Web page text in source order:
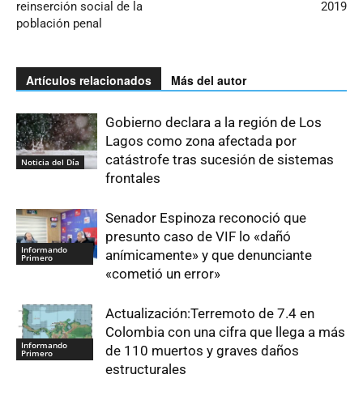
reinserción social de la
población penal
2019
Artículos relacionados Más del autor
Noticia del Día
Gobierno declara a la región de Los
Lagos como zona afectada por
catástrofe tras sucesión de sistemas
frontales
Informando
Primero
Senador Espinoza reconoció que
presunto caso de VIF lo «dañó
anímicamente» y que denunciante
«cometió un error»
Informando
Primero
Actualización:Terremoto de 7.4 en
Colombia con una cifra que llega a más
de 110 muertos y graves daños
estructurales